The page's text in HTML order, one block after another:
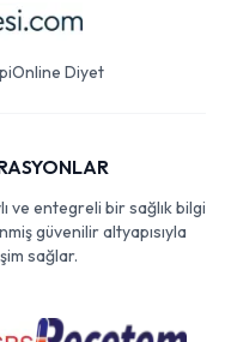
Online Diyet
ve entegreli bir sağlık bilgi
güvenilir altyapısıyla
sağlar.